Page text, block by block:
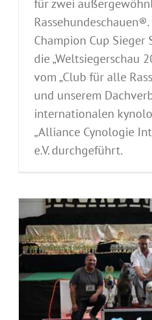
für zwei
Rassehundeschauen®.
Champion Cup Sieger
die „Weltsiegerschau
vom „Club für alle
und unserem
internationalen
„Alliance Cynologie
e.V. durchgeführt.